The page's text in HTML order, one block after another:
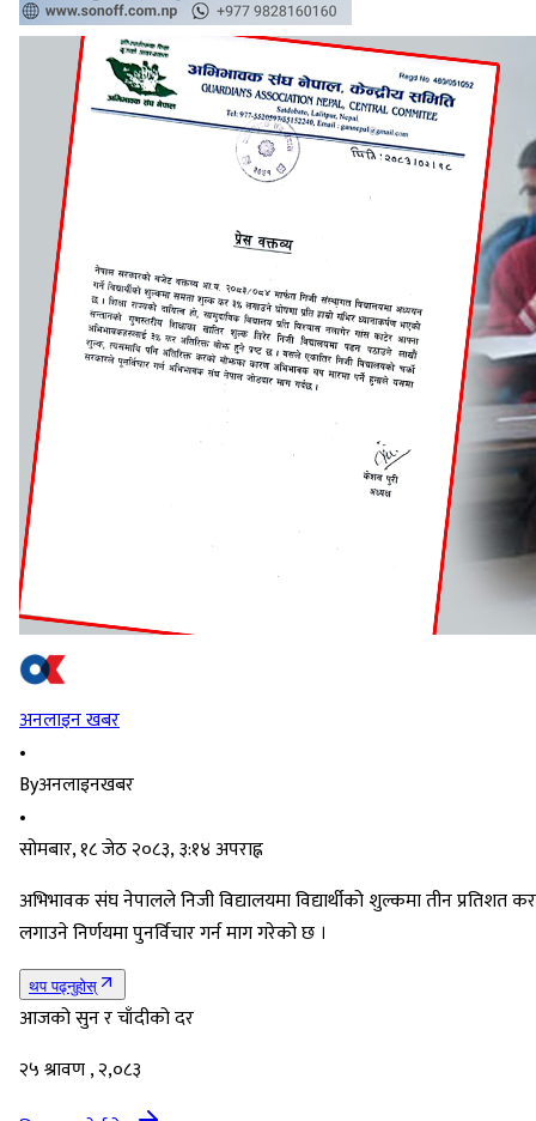
अनलाइन खबर
•
Byअनलाइनखबर
•
सोमबार, १८ जेठ २०८३, ३:१४ अपराह्न
अभिभावक संघ नेपालले निजी विद्यालयमा विद्यार्थीको शुल्कमा तीन प्रतिशत कर
लगाउने निर्णयमा पुनर्विचार गर्न माग गरेको छ ।
थप पढ्नुहोस्
आजको सुन र चाँदीको दर
२५ श्रावण , २,०८३